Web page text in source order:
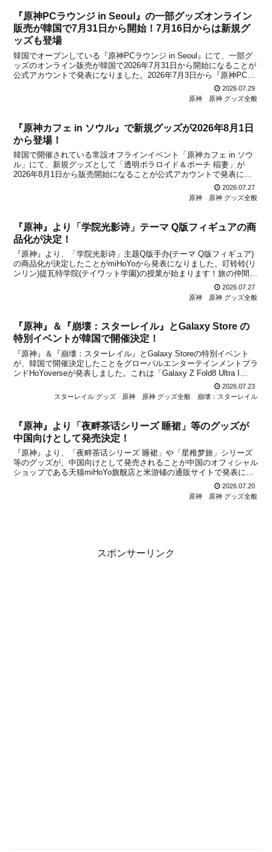
『原神PCラウンジ in Seoul』の一部グッズオンライン
販売が韓国で7月31日から開始！7月16日からは新規グ
ッズも登場
韓国でオープンしている『原神PCラウンジ in Seoul』にて、一部グ
ッズのオンライン販売が韓国で2026年7月31日から開始になることが
公式アカウントで発表になりました。2026年7月3日から『原神PCラ
ウンジ in Seoul』で販売開始になったグッズですが、オンラインから
2026.07.29
原神
原神 グッズ全般
『原神カフェ in ソウル』で新規グッズが2026年8月1日
から登場！
韓国で開催されている常設オフラインイベント「原神カフェ in ソウ
ル」にて、新規グッズとして「透明ポラロイド＆ポーチ 稲妻」が
2026年8月1日から販売開始になることが公式アカウントで発表にな
りました。詳細は下記の通りです。【新規グッズ】透明ポラロイド＆
2026.07.27
原神
原神 グッズ全般
『原神』より「学院光影诗」テーマ Q版フィギュアの商
品化が決定！
『原神』より、「学院光影诗」主题Q版手办(テーマ Q版フィギュア)
の商品化が決定したことがmiHoYoから発表になりました。叮铃铃(リ
ンリン)提瓦特学院(テイワット学園)の授業が始まります！旅の仲間た
ちがキャンパスに足を踏み入れるとき、どんな新しい物語が紡がれる
2026.07.27
原神
原神 グッズ全般
『原神』＆『崩壊：スターレイル』とGalaxy Store の
特別イベントが韓国で開催決定！
『原神』＆『崩壊：スターレイル』とGalaxy Storeの特別イベント
が、韓国で開催決定したことをグローバルエンターテインメントブラ
ンドHoYoverseが発表しました。これは「Galaxy Z Fold8 Ultra I
Fold8 I Flip8」のリリースを記念して開催されるイベントになると...
2026.07.23
スターレイル グッズ
原神 原神 グッズ全般 崩壊：スターレイル
『原神』より「夜畔茶话シリーズ 睡裙」等のグッズが
中国向けとして発売決定！
『原神』より、「夜畔茶话シリーズ 睡裙」や「星稚梦旅」シリーズ
等のグッズが、中国向けとして発売されることが中国のオフィシャル
ショップである天猫miHoYo旗舰店と米游铺の通販サイトで発表にな
りました。いずれのアイテムも、中国のオフィシャルショップである
2026.07.20
原神
原神 グッズ全般
スポンサーリンク